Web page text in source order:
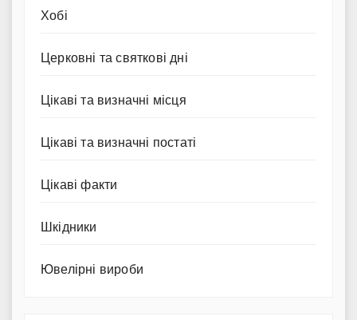
Хобі
Церковні та святкові дні
Цікаві та визначні місця
Цікаві та визначні постаті
Цікаві факти
Шкідники
Ювелірні вироби